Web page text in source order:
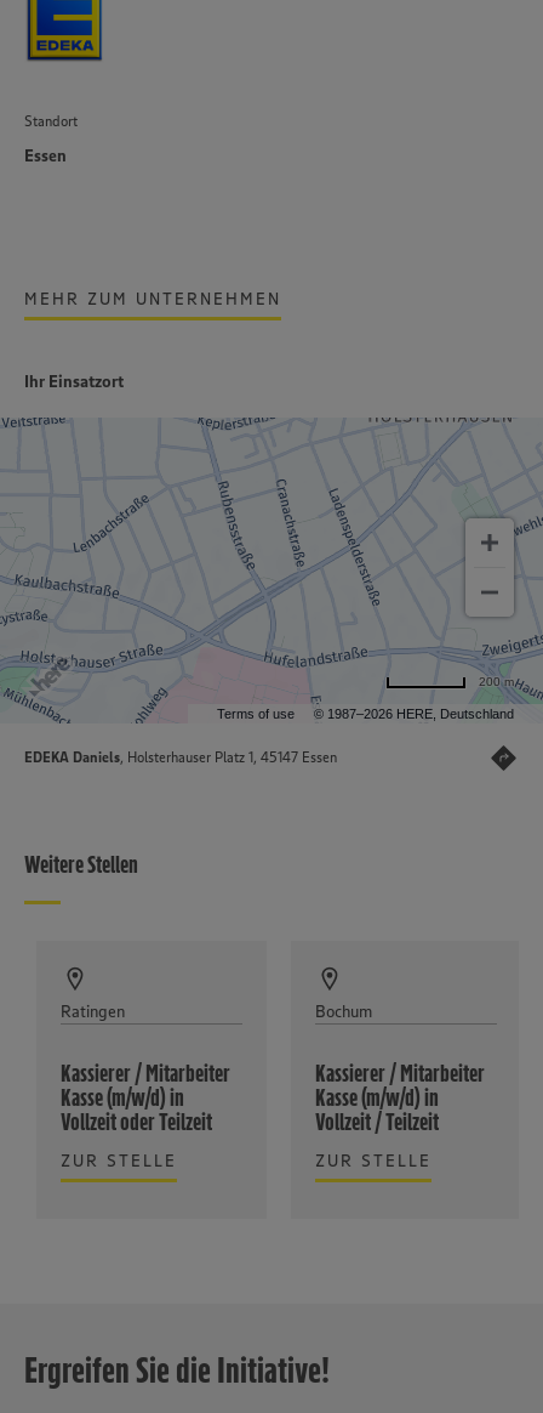
Standort
Essen
MEHR ZUM UNTERNEHMEN
Ihr Einsatzort
Terms of use © 1987–2026 HERE, Deutschland
200 m
EDEKA Daniels, Holsterhauser Platz 1, 45147 Essen
Weitere Stellen
Ratingen
Kassierer / Mitarbeiter
Kasse (m/w/d) in
Vollzeit oder Teilzeit
ZUR STELLE
Bochum
Kassierer / Mitarbeiter
Kasse (m/w/d) in
Vollzeit / Teilzeit
ZUR STELLE
Ergreifen Sie die Initiative!